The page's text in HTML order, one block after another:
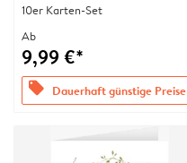
10er Karten-Set
Ab
9,99 €*
offers Dauerhaft günstige Preise